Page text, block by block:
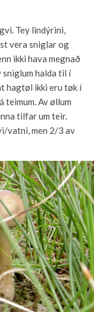
Tey lindýrini,
vera sniglar og
ikki hava megnað
sniglum halda til í
hagtøl ikki eru tøk í
teimum. Av øllum
tilfar um teir.
vatni, men 2/3 av